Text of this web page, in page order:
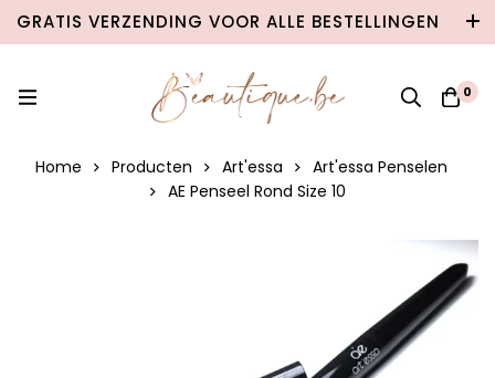
GRATIS VERZENDING VOOR ALLE BESTELLINGEN
VANAF €100 IN BELGIË & €120 NAAR
0
Home Producten Art'essa
Art'essa Penselen
AE Penseel Rond Size 10